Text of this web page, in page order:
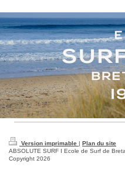
Version imprimable
Plan du site
ABSOLUTE SURF I Ecole de Surf de
Copyright 2026